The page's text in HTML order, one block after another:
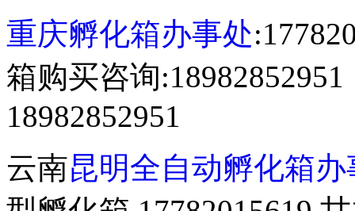
重庆孵化箱办事处
箱购买咨询
18982852951
云南昆明全自动孵化箱办